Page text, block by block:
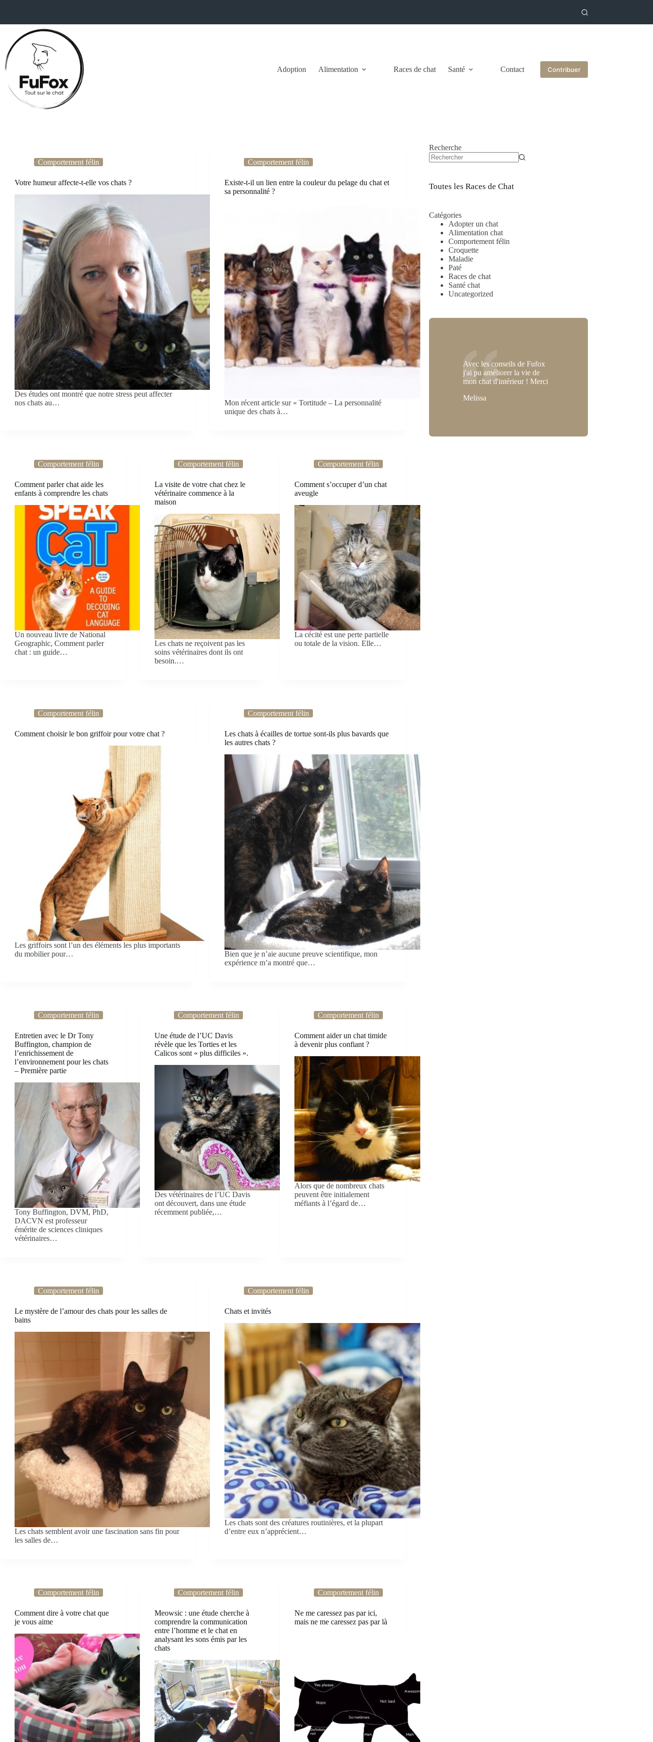
Adoption Alimentation Races de chat Santé Contact Contribuer
Comportement félin
Votre humeur affecte-t-elle vos chats ?
Des études ont montré que notre stress peut affecter
nos chats au…
Comportement félin
Existe-t-il un lien entre la couleur du pelage du chat et
sa personnalité ?
Mon récent article sur « Tortitude – La personnalité
unique des chats à…
Comportement félin
Comment parler chat aide les
enfants à comprendre les chats
Un nouveau livre de National
Geographic, Comment parler
chat : un guide…
Comportement félin
La visite de votre chat chez le
vétérinaire commence à la
maison
Les chats ne reçoivent pas les
soins vétérinaires dont ils ont
besoin.…
Comportement félin
Comment s’occuper d’un chat
aveugle
La cécité est une perte partielle
ou totale de la vision. Elle…
Comportement félin
Comment choisir le bon griffoir pour votre chat ?
Les griffoirs sont l’un des éléments les plus importants
du mobilier pour…
Comportement félin
Les chats à écailles de tortue sont-ils plus bavards que
les autres chats ?
Bien que je n’aie aucune preuve scientifique, mon
expérience m’a montré que…
Comportement félin
Entretien avec le Dr Tony
Buffington, champion de
l’enrichissement de
l’environnement pour les chats
– Première partie
Tony Buffington, DVM, PhD,
DACVN est professeur
émérite de sciences cliniques
vétérinaires…
Comportement félin
Une étude de l’UC Davis
révèle que les Torties et les
Calicos sont « plus difficiles ».
Des vétérinaires de l’UC Davis
ont découvert, dans une étude
récemment publiée,…
Comportement félin
Comment aider un chat timide
à devenir plus confiant ?
Alors que de nombreux chats
peuvent être initialement
méfiants à l’égard de…
Comportement félin
Le mystère de l’amour des chats pour les salles de
bains
Les chats semblent avoir une fascination sans fin pour
les salles de…
Comportement félin
Chats et invités
Les chats sont des créatures routinières, et la plupart
d’entre eux n’apprécient…
Comportement félin
Comment dire à votre chat que
je vous aime
Comportement félin
Meowsic : une étude cherche à
comprendre la communication
entre l’homme et le chat en
analysant les sons émis par les
chats
Comportement félin
Ne me caressez pas par ici,
mais ne me caressez pas par là
Recherche
Toutes les Races de Chat
Catégories
Adopter un chat
Alimentation chat
Comportement félin
Croquette
Maladie
Paté
Races de chat
Santé chat
Uncategorized
Avec les conseils de Fufox
j'ai pu améliorer la vie de
mon chat d'intérieur ! Merci
Melissa